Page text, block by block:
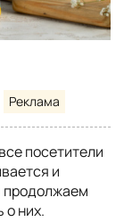
Реклама
посетители
и
продолжаем
о них.